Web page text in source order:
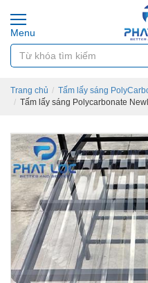
Menu
Trang chủ
Tấm lấy sáng
Tấm lấy sáng Polycarbonate